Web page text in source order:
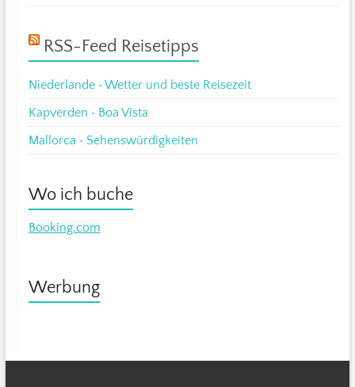
RSS-Feed Reisetipps
Niederlande • Wetter und beste Reisezeit
Kapverden • Boa Vista
Mallorca • Sehenswürdigkeiten
Wo ich buche
Booking.com
Werbung